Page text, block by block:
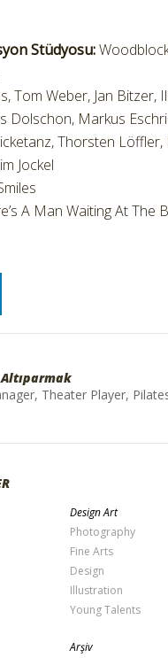
Stüdyosu:
Tom Weber, Jan Bitzer,
Dolschon, Markus
Thorsten
Jockel
A Man Waiting At The
Theater Player,
Design Art
Photography
Fine Arts
Design
Illustration
Young Talents
Arşiv